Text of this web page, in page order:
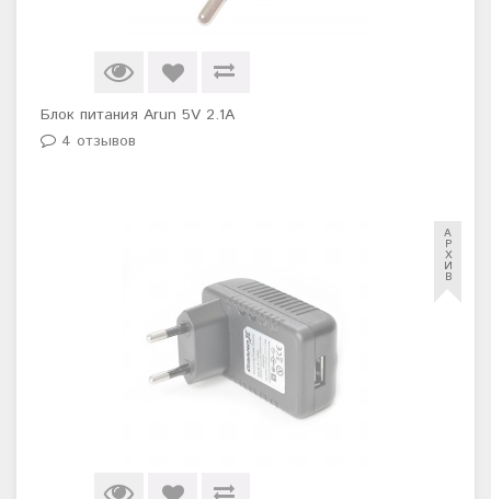
Блок питания Arun 5V 2.1A
4 отзывов
А
Р
Х
И
В